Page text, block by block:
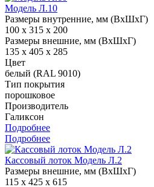
Модель Л.10
Размеры внутренние, мм (ВхШхГ)
100 x 315 x 200
Размеры внешние, мм (ВхШхГ)
135 x 405 x 285
Цвет
белый (RAL 9010)
Тип покрытия
порошковое
Производитель
Галиксон
Подробнее
Подробнее
Кассовый лоток Модель Л.2
Размеры внешние, мм (ВхШхГ)
115 x 425 x 615